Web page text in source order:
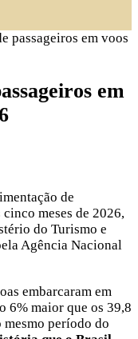
passageiros em voos
em
de
meses de 2026,
do Turismo e
Agência Nacional
embarcaram em
6% maior que os 39,8
período do